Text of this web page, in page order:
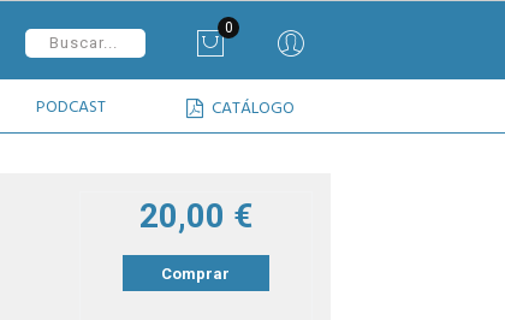
0
CATÁLOGO
PODCAST
20,00 €
Comprar